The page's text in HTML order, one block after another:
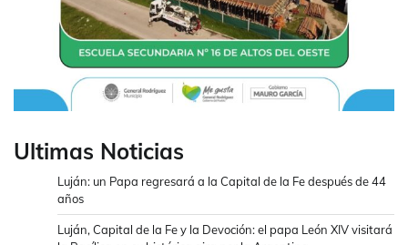
Ultimas Noticias
Luján: un Papa regresará a la Capital de la Fe después de 44
años
Luján, Capital de la Fe y la Devoción: el papa León XIV visitará